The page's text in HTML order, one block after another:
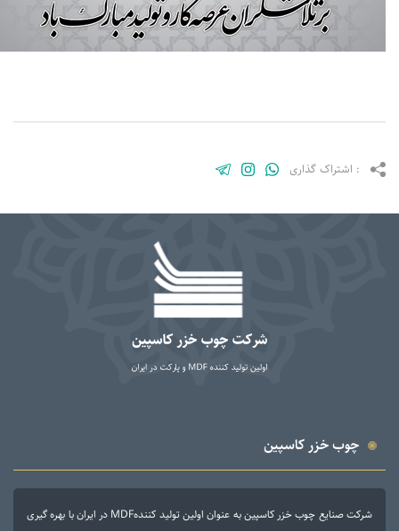
: اشتراک گذاری
چوب خزر کاسپین
شرکت صنایع چوب خزر کاسپین به عنوان اولین تولید کنندهMDF در ایران با بهره گیری